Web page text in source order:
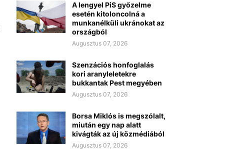
A lengyel PiS győzelme
esetén kitoloncolná a
munkanélküli ukránokat az
országból
Augusztus 07, 2026
Szenzációs honfoglalás
kori aranyleletekre
bukkantak Pest megyében
Augusztus 07, 2026
Borsa Miklós is megszólalt,
miután egy nap alatt
kivágták az új közmédiából
Augusztus 07, 2026